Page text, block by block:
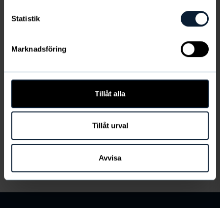
Statistik
Marknadsföring
Tillåt alla
Tillåt urval
Avvisa
3. Lisää loput jauhoista samalla sekoittaen. Anna
Aseta uuni 200 asteeseen.
Kauli taikina ohueksi ja leivo piparkakut muottien
avulla.
pellillä.